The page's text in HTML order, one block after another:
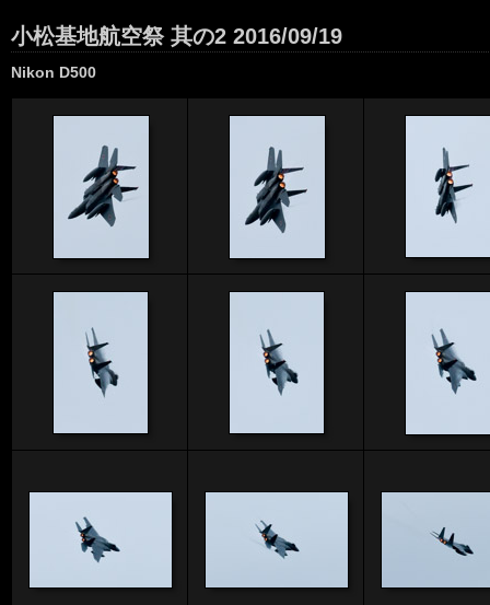
小松基地航空祭 其の2 2016/09/19
Nikon D500